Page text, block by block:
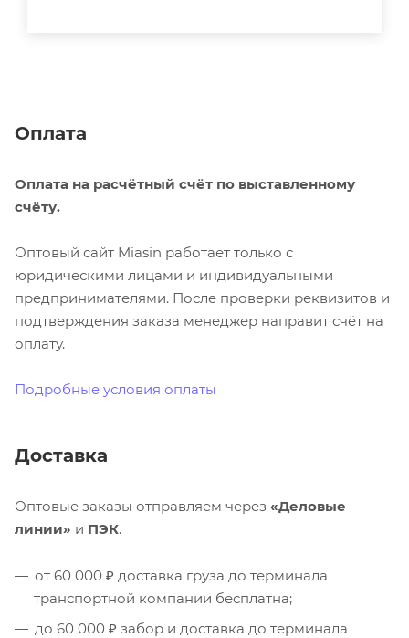
Оплата
Оплата на расчётный счёт по выставленному
счёту.
Оптовый сайт Miasin работает только с
юридическими лицами и индивидуальными
предпринимателями. После проверки реквизитов и
подтверждения заказа менеджер направит счёт на
оплату.
Подробные условия оплаты
Доставка
Оптовые заказы отправляем через «Деловые
линии» и ПЭК.
от 60 000 ₽ доставка груза до терминала
транспортной компании бесплатна;
до 60 000 ₽ забор и доставка до терминала